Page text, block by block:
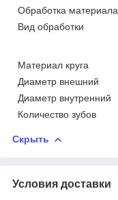
Обработка материала
Вид обработки
Материал круга
Диаметр внешний
Диаметр внутренний
Количество зубов
Скрыть
Условия доставки